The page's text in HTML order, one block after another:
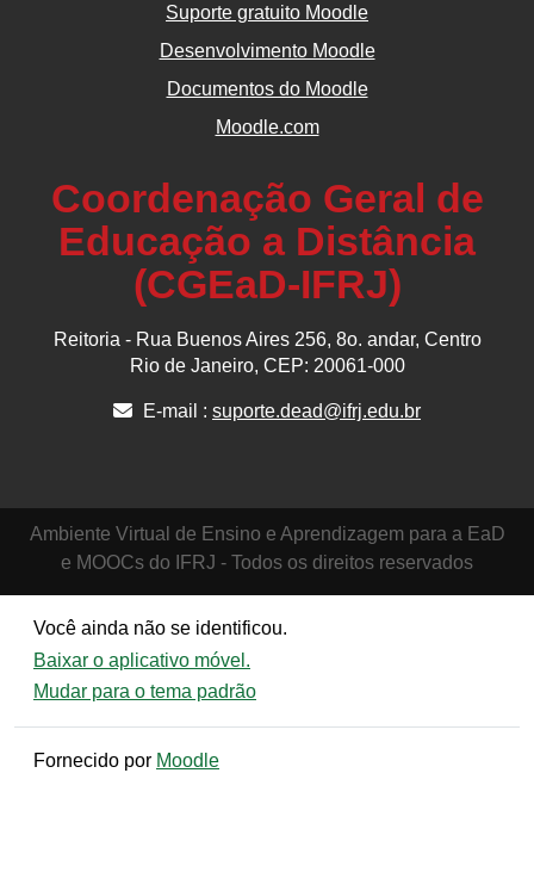
Suporte gratuito Moodle
Desenvolvimento Moodle
Documentos do Moodle
Moodle.com
Coordenação Geral de
Educação a Distância
(CGEaD-IFRJ)
Reitoria - Rua Buenos Aires 256, 8o. andar, Centro
Rio de Janeiro, CEP: 20061-000
E-mail : suporte.dead@ifrj.edu.br
Ambiente Virtual de Ensino e Aprendizagem para a EaD
e MOOCs do IFRJ - Todos os direitos reservados
Você ainda não se identificou.
Baixar o aplicativo móvel.
Mudar para o tema padrão
Fornecido por Moodle